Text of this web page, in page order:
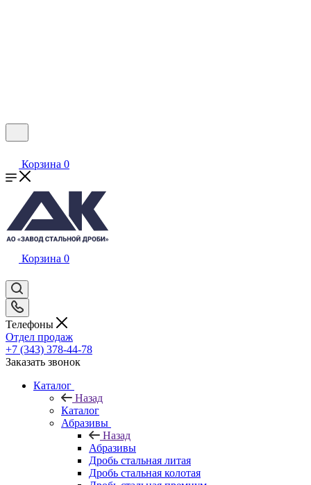
Корзина 0
Корзина 0
Телефоны
Отдел продаж
+7 (343) 378-44-78
Заказать звонок
Каталог
Назад
Каталог
Абразивы
Назад
Абразивы
Дробь стальная литая
Дробь стальная колотая